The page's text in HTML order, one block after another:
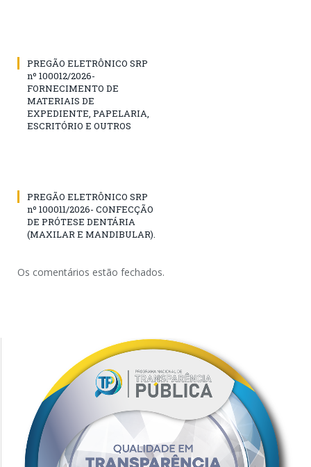
PREGÃO ELETRÔNICO SRP
nº 100012/2026-
FORNECIMENTO DE
MATERIAIS DE
EXPEDIENTE, PAPELARIA,
ESCRITÓRIO E OUTROS
PREGÃO ELETRÔNICO SRP
nº 100011/2026- CONFECÇÃO
DE PRÓTESE DENTÁRIA
(MAXILAR E MANDIBULAR).
Os comentários estão fechados.